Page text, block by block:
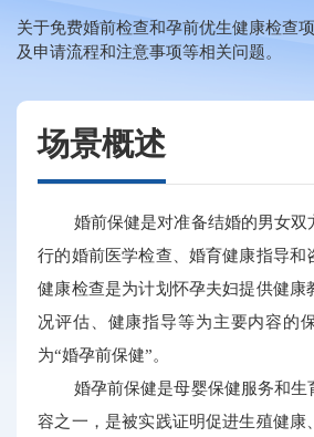
关于免费婚前检查和孕前优生健康检查
及申请流程和注意事项等相关问题。
场景概述
婚前保健是对准备结婚的男女双
行的婚前医学检查、婚育健康指导和
健康检查是为计划怀孕夫妇提供健康
况评估、健康指导等为主要内容的
为“婚孕前保健”。
婚孕前保健是母婴保健服务和生
容之一，是被实践证明促进生殖健康